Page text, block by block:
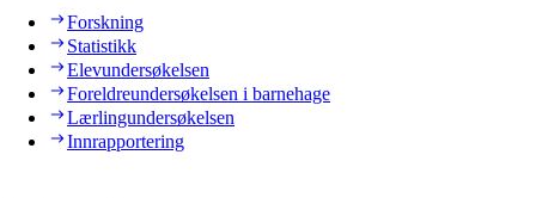
Forskning
Statistikk
Elevundersøkelsen
Foreldreundersøkelsen i barnehage
Lærlingundersøkelsen
Innrapportering